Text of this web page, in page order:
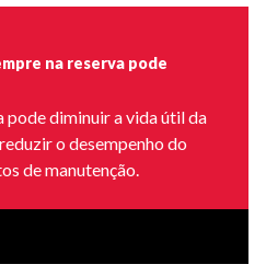
na reserva pode
pode diminuir a vida útil da
o desempenho do
de manutenção.